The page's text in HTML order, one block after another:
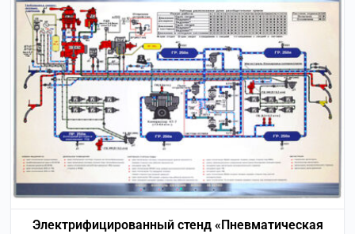
Электрифицированный стенд «Пневматическая